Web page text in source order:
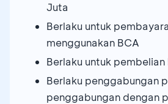
Juta
Berlaku untuk
menggunakan BCA
Berlaku untuk
Berlaku penggabungan
penggabungan dengan